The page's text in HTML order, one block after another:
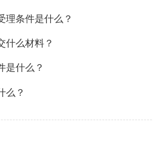
理条件是什么？
什么材料？
是什么？
么？